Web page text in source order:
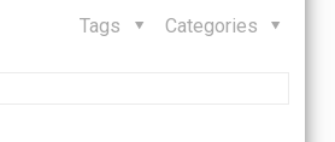
Categories
Tags